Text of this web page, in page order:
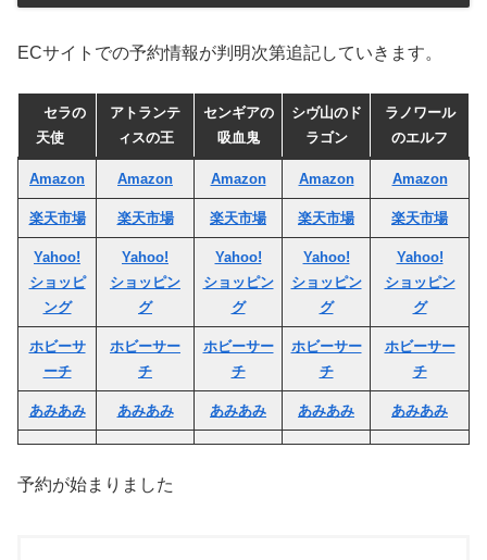
ECサイトでの予約情報が判明次第追記していきます。
セラの
天使
アトランテ
ィスの王
センギアの
吸血鬼
シヴ山のド
ラゴン
ラノワール
のエルフ
Amazon Amazon Amazon Amazon Amazon
楽天市場 楽天市場 楽天市場 楽天市場 楽天市場
Yahoo!
ショッピ
ング
Yahoo!
ショッピン
グ
Yahoo!
ショッピン
グ
Yahoo!
ショッピン
グ
Yahoo!
ショッピン
グ
ホビーサ
ーチ
ホビーサー
チ
ホビーサー
チ
ホビーサー
チ
ホビーサー
チ
あみあみ あみあみ あみあみ あみあみ あみあみ
予約が始まりました